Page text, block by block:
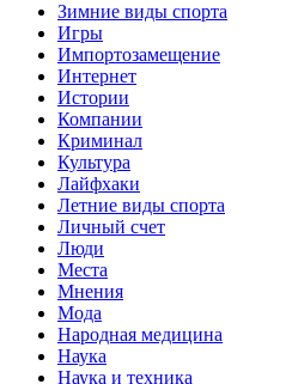
Зимние виды спорта
Игры
Импортозамещение
Интернет
Истории
Компании
Криминал
Культура
Лайфхаки
Летние виды спорта
Личный счет
Люди
Места
Мнения
Мода
Народная медицина
Наука
Наука и техника